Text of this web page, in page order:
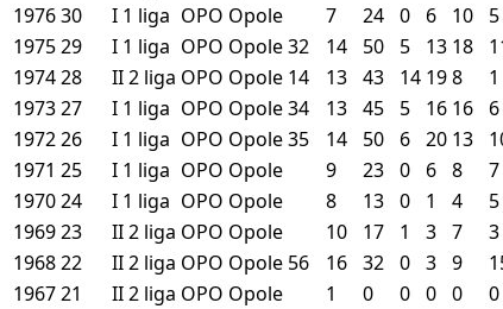
197630 I 1 liga OPO Opole 7 24 0 6 10 5
197529 I 1 liga OPO Opole32 14 50 5 13 18
197428 II2 liga OPO Opole 14 13 43 14 198 1
197327 I 1 liga OPO Opole34 13 45 5 16 16 6
197226 I 1 liga OPO Opole35 14 50 6 20 13
1971 25 I 1 liga OPO Opole 9 23 0 6 8 7
197024 I 1 liga OPO Opole 8 13 0 1 4 5
196923 II2 liga OPO Opole 10 17 1 3 7 3
196822 II2 liga OPO Opole 56 16 32 0 3 9
196721 II2 liga OPO Opole 1 0 0 0 0 0